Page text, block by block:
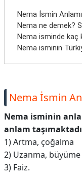
Nema İsmin
Nema ne demek?
Nema isminde kaç
Nema isminin
Nema İsmin
Nema isminin
anlam
1) Artma, çoğalma
2) Uzanma, büyüme
3) Faiz.